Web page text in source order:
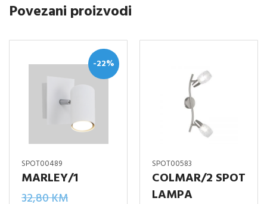
Povezani proizvodi
-22%
SPOT00489
MARLEY/1
32,80KMIzvorna
SPOT00583
COLMAR/2 SPOT
LAMPA